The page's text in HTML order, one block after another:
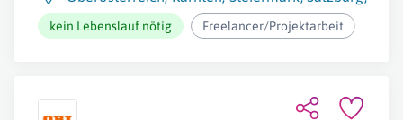
kein Lebenslauf nötig Freelancer/Projektarbeit